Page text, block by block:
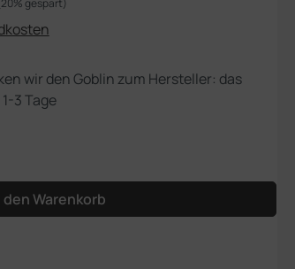
gespart)
wir den Goblin zum Hersteller: das
3 Tage
den gewünschten Wert
den Warenkorb